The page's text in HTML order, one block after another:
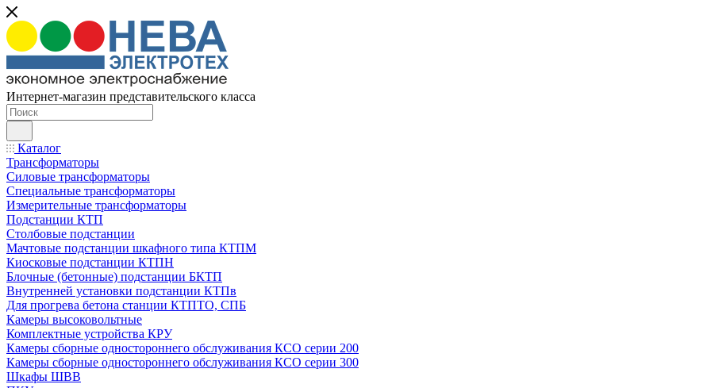
Интернет-магазин представительского класса
Каталог
Трансформаторы
Силовые трансформаторы
Специальные трансформаторы
Измерительные трансформаторы
Подстанции КТП
Столбовые подстанции
Мачтовые подстанции шкафного типа КТПМ
Киосковые подстанции КТПН
Блочные (бетонные) подстанции БКТП
Внутренней установки подстанции КТПв
Для прогрева бетона станции КТПТО, СПБ
Камеры высоковольтные
Комплектные устройства КРУ
Камеры сборные одностороннего обслуживания КСО серии 200
Камеры сборные одностороннего обслуживания КСО серии 300
Шкафы ШВВ